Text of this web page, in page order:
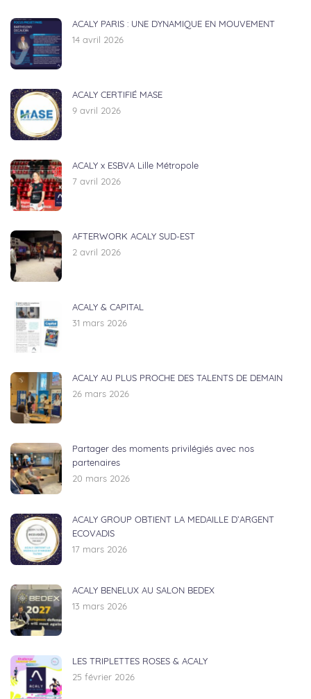
ACALY PARIS : UNE DYNAMIQUE EN MOUVEMENT
14 avril 2026
ACALY CERTIFIÉ MASE
9 avril 2026
ACALY x ESBVA Lille Métropole
7 avril 2026
AFTERWORK ACALY SUD-EST
2 avril 2026
ACALY & CAPITAL
31 mars 2026
ACALY AU PLUS PROCHE DES TALENTS DE DEMAIN
26 mars 2026
Partager des moments privilégiés avec nos
partenaires
20 mars 2026
ACALY GROUP OBTIENT LA MEDAILLE D’ARGENT
ECOVADIS
17 mars 2026
ACALY BENELUX AU SALON BEDEX
13 mars 2026
LES TRIPLETTES ROSES & ACALY
25 février 2026